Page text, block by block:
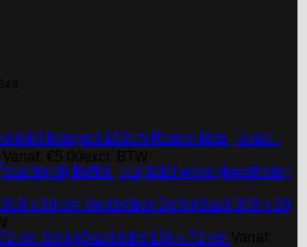
Ronde klap-, vouw-,
Buffet-, klaptafel wave (kwartrond)
Voorzetbar StelligStaal 300 x 80
StelligStaal tafel 136 x 72 cm